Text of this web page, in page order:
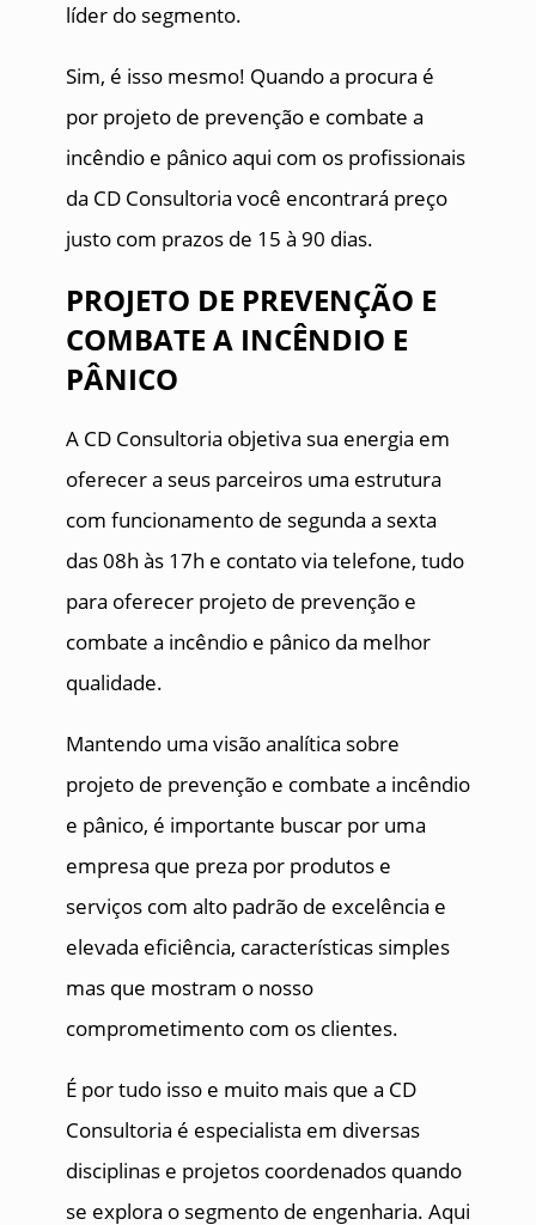
líder do segmento.
Sim, é isso mesmo! Quando a procura é
por projeto de prevenção e combate a
incêndio e pânico aqui com os profissionais
da CD Consultoria você encontrará preço
justo com prazos de 15 à 90 dias.
PROJETO DE PREVENÇÃO E
COMBATE A INCÊNDIO E
PÂNICO
A CD Consultoria objetiva sua energia em
oferecer a seus parceiros uma estrutura
com funcionamento de segunda a sexta
das 08h às 17h e contato via telefone, tudo
para oferecer projeto de prevenção e
combate a incêndio e pânico da melhor
qualidade.
Mantendo uma visão analítica sobre
projeto de prevenção e combate a incêndio
e pânico, é importante buscar por uma
empresa que preza por produtos e
serviços com alto padrão de excelência e
elevada eficiência, características simples
mas que mostram o nosso
comprometimento com os clientes.
É por tudo isso e muito mais que a CD
Consultoria é especialista em diversas
disciplinas e projetos coordenados quando
se explora o segmento de engenharia. Aqui